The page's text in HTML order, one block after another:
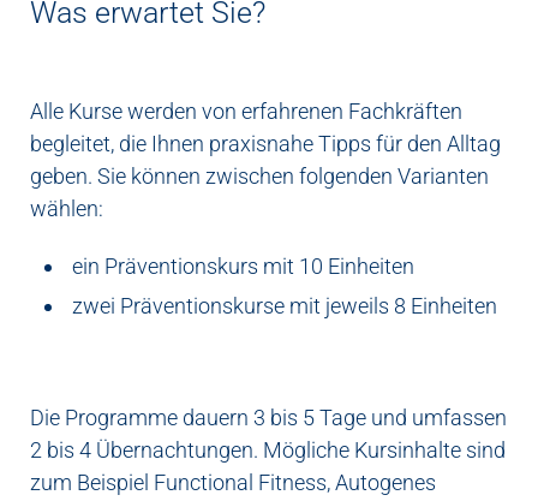
Was erwartet Sie?
Alle Kurse werden von erfahrenen Fachkräften
begleitet, die Ihnen praxisnahe Tipps für den Alltag
geben. Sie können zwischen folgenden Varianten
wählen:
ein Präventionskurs mit 10 Einheiten
zwei Präventionskurse mit jeweils 8 Einheiten
Die Programme dauern 3 bis 5 Tage und umfassen
2 bis 4 Übernachtungen. Mögliche Kursinhalte sind
zum Beispiel Functional Fitness, Autogenes